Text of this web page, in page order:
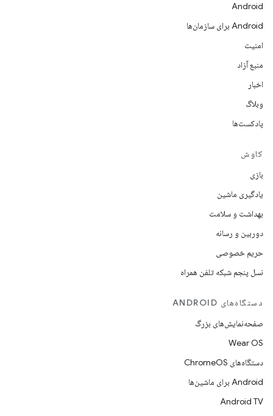
Android
Android برای سازمان‌ها
امنیت
منبع آزاد
اخبار
وبلاگ
پادکست‌ها
کاوش
بازی
یادگیری ماشین
بهداشت و سلامت
دوربین و رسانه
حریم خصوصی
نسل پنجم شبکه تلفن همراه
دستگاه‌های ANDROID
صفحه‌نمایش‌های بزرگ
Wear OS
دستگاه‌های ChromeOS
Android برای ماشین‌ها
Android TV